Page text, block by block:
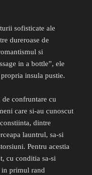
sofisticate ale
dureroase de
si
in a bottle”, ele
insula pustie.
confruntare cu
care si-au cunoscut
dintre
launtrul, sa-si
Pentru acestia
cu conditia sa-si
in primul rand